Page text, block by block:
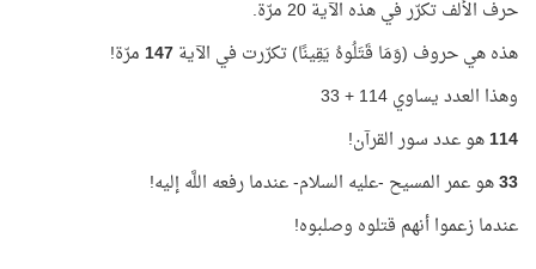
حرف الألف تكرّر في هذه الآية 20 مرّة.
هذه هي حروف (وَمَا قَتَلُوهُ يَقِينًا) تكرّرت في الآية147مرّة!
وهذا العدد يساوي 114 + 33
114هو عدد سور القرآن!
33هو عمر المسيح -عليه السلام- عندما رفعه اللَّه إليه!
عندما زعموا أنهم قتلوه وصلبوه!